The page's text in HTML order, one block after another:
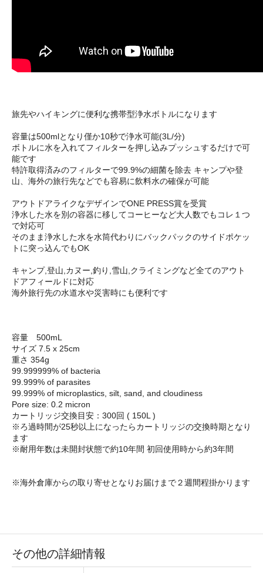
旅先やハイキングに便利な携帯型浄水ボトルになります
容量は500mlとなり僅か10秒で浄水可能(3L/分)
ボトルに水を入れてフィルターを押し込みプッシュするだけで可
能です
特許取得済みのフィルターで99.9%の細菌を除去 キャンプや登
山、海外の旅行先などでも容易に飲料水の確保が可能
アウトドアライクなデザインでONE PRESS賞を受賞
浄水した水を別の容器に移してコーヒーなど大人数でもコレ１つ
で対応可
そのまま浄水した水を水筒代わりにバックパックのサイドポケッ
トに突っ込んでもOK
キャンプ,登山,カヌー,釣り,雪山,クライミングなど全てのアウト
ドアフィールドに対応
海外旅行先の水道水や災害時にも便利です
容量 500mL
サイズ 7.5 x 25cm
重さ 354g
99.999999% of bacteria
99.999% of parasites
99.999% of microplastics, silt, sand, and cloudiness
Pore size: 0.2 micron
カートリッジ交換目安：300回 ( 150L )
※ろ過時間が25秒以上になったらカートリッジの交換時期となり
ます
※耐用年数は未開封状態で約10年間 初回使用時から約3年間
※海外倉庫からの取り寄せとなりお届けまで２週間程掛かります
その他の詳細情報